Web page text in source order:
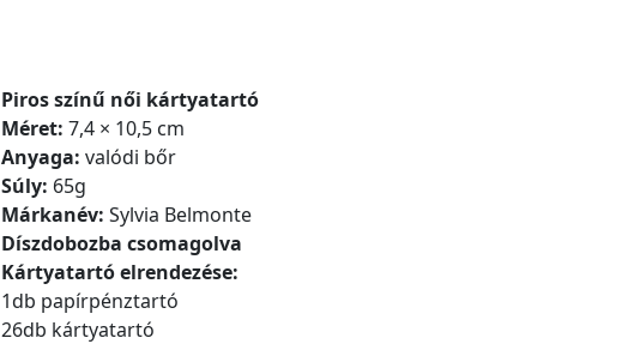
Piros színű női kártyatartó
Méret: 7,4 × 10,5 cm
Anyaga: valódi bőr
Súly: 65g
Márkanév: Sylvia Belmonte
Díszdobozba csomagolva
Kártyatartó elrendezése:
1db papírpénztartó
26db kártyatartó